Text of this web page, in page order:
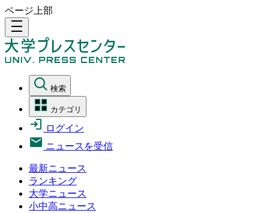
ページ上部
density_medium
検索
カテゴリ
ログイン
ニュースを受信
最新ニュース
ランキング
大学ニュース
小中高ニュース